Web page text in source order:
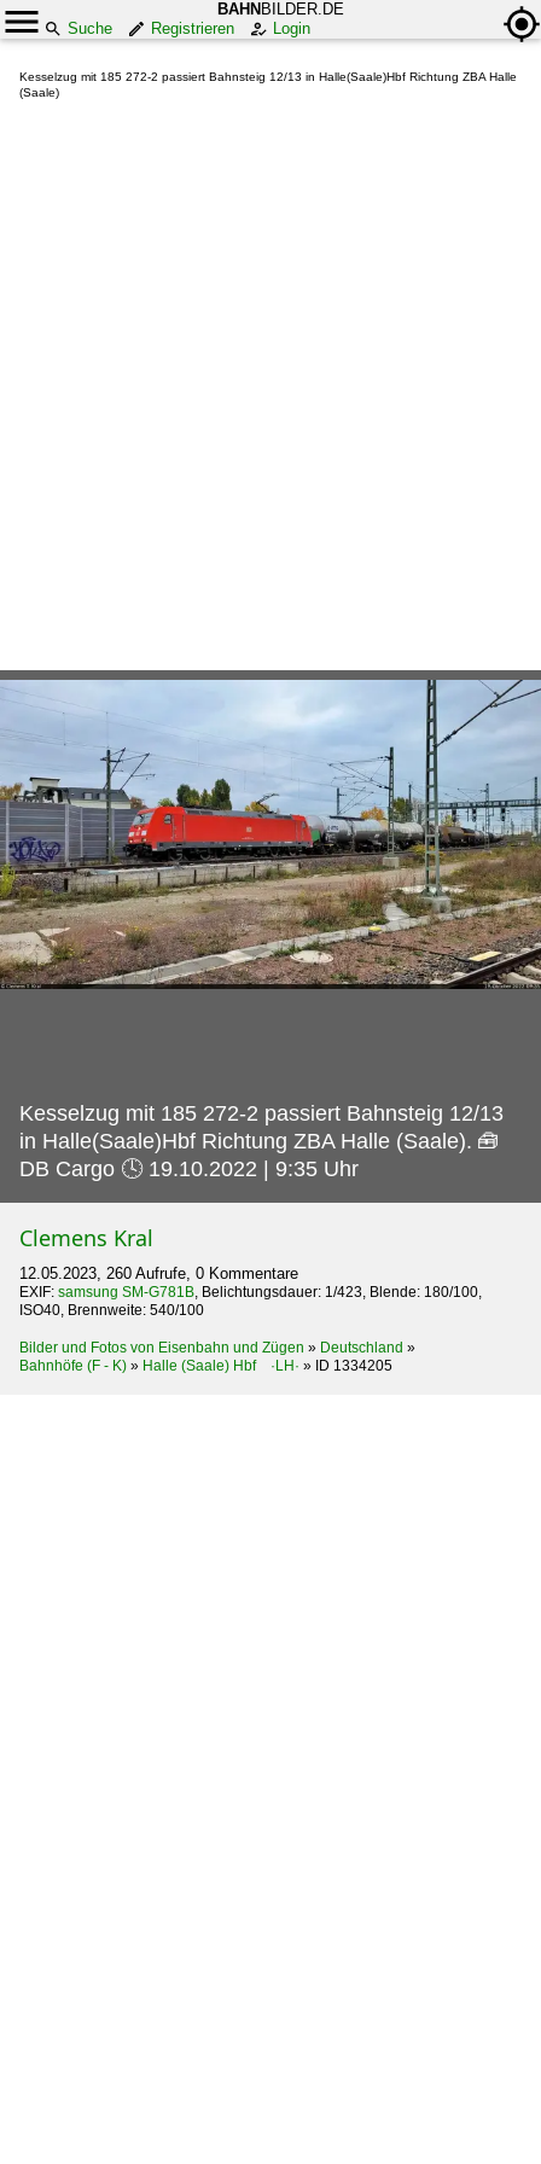
BAHN BILDER.DE
Suche
Registrieren Login
Kesselzug mit 185 272-2 passiert Bahnsteig 12/13 in Halle(Saale)Hbf Richtung ZBA Halle
(Saale)
Kesselzug mit 185 272-2 passiert Bahnsteig 12/13
in Halle(Saale)Hbf Richtung ZBA Halle (Saale). 🧰
DB Cargo 🕓 19.10.2022 | 9:35 Uhr
Clemens Kral
12.05.2023, 260 Aufrufe, 0 Kommentare
EXIF: samsung SM-G781B, Belichtungsdauer: 1/423, Blende: 180/100,
ISO40, Brennweite: 540/100
Bilder und Fotos von Eisenbahn und Zügen » Deutschland »
Bahnhöfe (F - K) » Halle (Saale) Hbf ·LH· » ID 1334205